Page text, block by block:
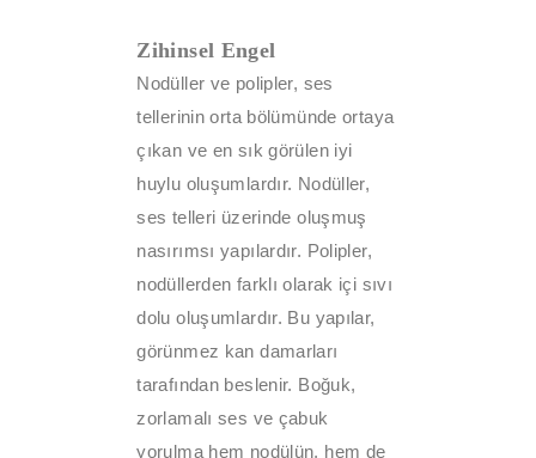
Zihinsel Engel
Nodüller ve polipler, ses
tellerinin orta bölümünde ortaya
çıkan ve en sık görülen iyi
huylu oluşumlardır. Nodüller,
ses telleri üzerinde oluşmuş
nasırımsı yapılardır. Polipler,
nodüllerden farklı olarak içi sıvı
dolu oluşumlardır. Bu yapılar,
görünmez kan damarları
tarafından beslenir. Boğuk,
zorlamalı ses ve çabuk
yorulma hem nodülün, hem de